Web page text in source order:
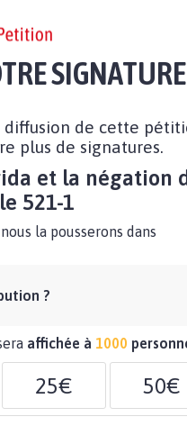
SIGNATURE
de cette
plus de signatures.
et la négation
521-1
la pousserons dans
?
affichée à 1000
25€ 50€